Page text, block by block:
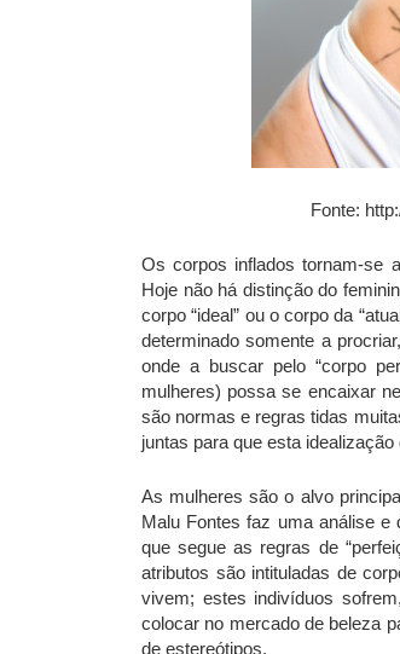
Fonte:
Os corpos inflados tornam-se
Hoje não há distinção do
corpo “ideal” ou o corpo da
determinado somente a
onde a buscar pelo “corpo
mulheres) possa se encaixar
são normas e regras tidas
juntas para que esta
As mulheres são o alvo
Malu Fontes faz uma análise
que segue as regras de
atributos são intituladas de
vivem; estes indivíduos
colocar no mercado de beleza
de estereótipos.